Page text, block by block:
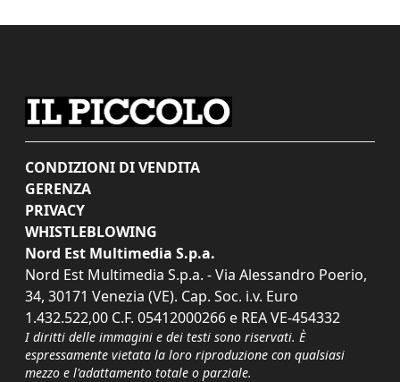
CONDIZIONI DI VENDITA
GERENZA
PRIVACY
WHISTLEBLOWING
Nord Est Multimedia S.p.a.
Nord Est Multimedia S.p.a. - Via Alessandro Poerio,
34, 30171 Venezia (VE). Cap. Soc. i.v. Euro
1.432.522,00 C.F. 05412000266 e REA VE-454332
I diritti delle immagini e dei testi sono riservati. È
espressamente vietata la loro riproduzione con qualsiasi
mezzo e l'adattamento totale o parziale.